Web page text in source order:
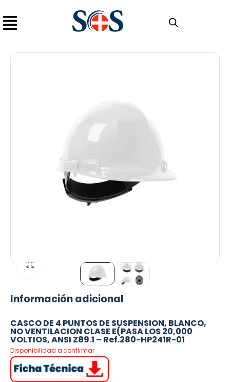
Información adicional
CASCO DE 4 PUNTOS DE SUSPENSION, BLANCO,
NO VENTILACION CLASE E(PASA LOS 20,000
VOLTIOS, ANSI Z89.1 – Ref.280-HP241R-01
Disponibilidad a confirmar